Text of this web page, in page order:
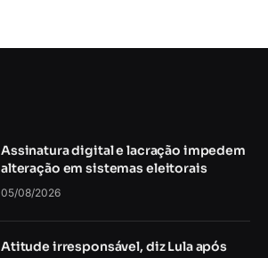
Assinatura digital e lacração impedem
alteração em sistemas eleitorais
05/08/2026
Atitude irresponsável, diz Lula após